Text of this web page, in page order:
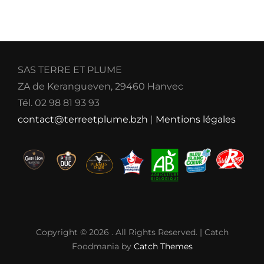
SAS TERRE ET PLUME
ZA de Kerangueven, 29460 Hanvec
Tél. 02 98 81 93 93
contact@terreetplume.bzh | Mentions légales
Copyright © 2026 . All Rights Reserved. | Catch
Foodmania by Catch Themes